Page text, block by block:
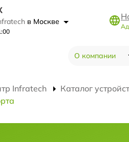
в Москве
О компании
Infratech Каталог